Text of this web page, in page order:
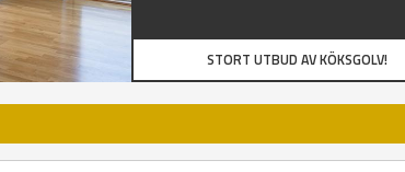
STORT UTBUD AV KÖKSGOLV!